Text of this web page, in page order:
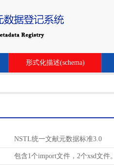
形式化描述(schema)
NSTL统一文献元数据标准3.0
包含1个import文件，2个xsd文件。